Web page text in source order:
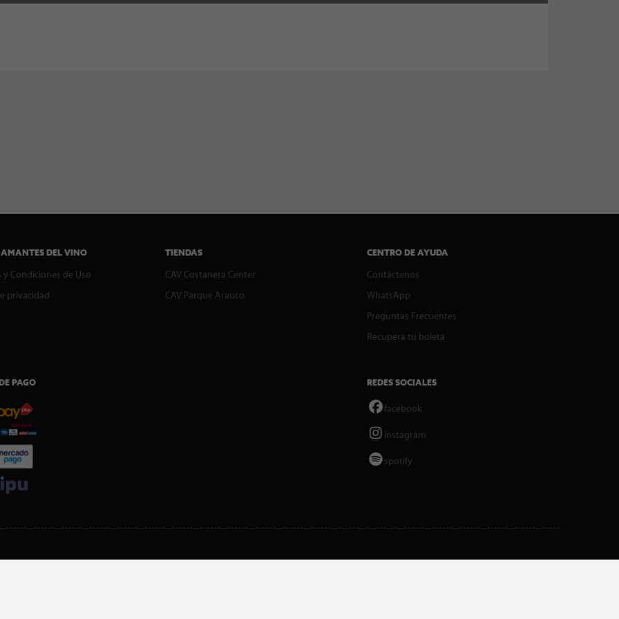
AMANTES DEL VINO
y Condiciones de Uso
privacidad
TIENDAS
CAV Costanera Center
CAV Parque Arauco
CENTRO DE AYUDA
Contáctenos
WhatsApp
Preguntas Frecuentes
Recupera tu boleta
REDES SOCIALES
facebook
instagram
spotify
PAGO